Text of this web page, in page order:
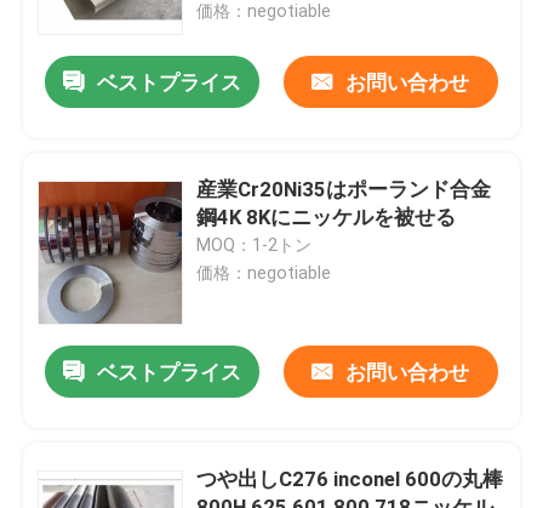
品質管理
私達に連絡しなさい
Inconel 600の文書
インコネル625素材
Inconel 718の文書
価格：negotiable
ベストプライス お問い合わせ
産業Cr20Ni35はポーランド合金
鋼4K 8Kにニッケルを被せる
MOQ：1-2トン
価格：negotiable
ベストプライス お問い合わせ
つや出しC276 inconel 600の丸棒